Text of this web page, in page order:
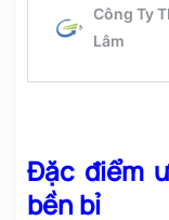
Đặc điểm
bền bỉ